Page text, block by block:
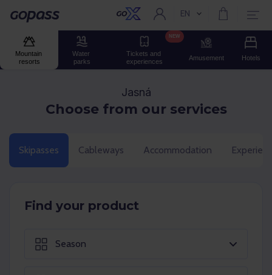
Gopass Current language:
EN
Mountain
resorts
Water
parks
Tickets and
experiences
NEW
Amusement Hotels
Jasná
Choose from our services
Skipasses Cableways Accommodation
Find your product
Season